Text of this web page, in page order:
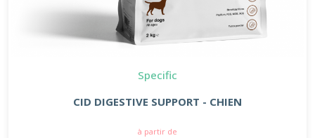
Specific
CID DIGESTIVE SUPPORT - CHIEN
à partir de